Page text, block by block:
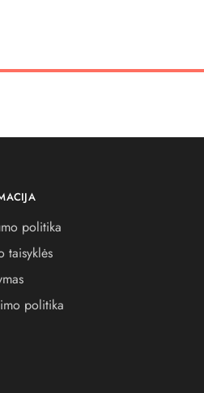
politika
taisyklės
politika